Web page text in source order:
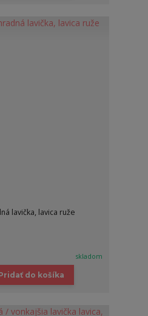
lavička, lavica ruže
skladom
do košíka